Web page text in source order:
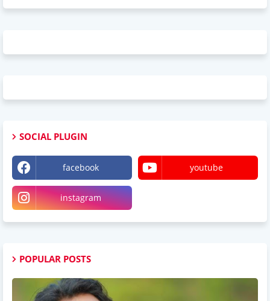
SOCIAL PLUGIN
facebook youtube
instagram
POPULAR POSTS